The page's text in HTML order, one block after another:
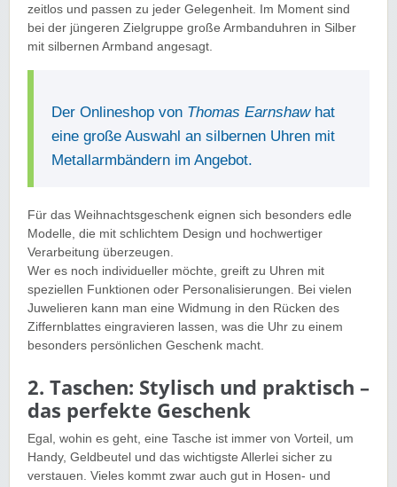
zeitlos und passen zu jeder Gelegenheit. Im Moment sind
bei der jüngeren Zielgruppe große Armbanduhren in Silber
mit silbernen Armband angesagt.
Der Onlineshop von Thomas Earnshawhat
eine große Auswahl an silbernen Uhren mit
Metallarmbändern im Angebot.
Für das Weihnachtsgeschenk eignen sich besonders edle
Modelle, die mit schlichtem Design und hochwertiger
Verarbeitung überzeugen.
Wer es noch individueller möchte, greift zu Uhren mit
speziellen Funktionen oder Personalisierungen. Bei vielen
Juwelieren kann man eine Widmung in den Rücken des
Ziffernblattes eingravieren lassen, was die Uhr zu einem
besonders persönlichen Geschenk macht.
2. Taschen: Stylisch und praktisch –
das perfekte Geschenk
Egal, wohin es geht, eine Tasche ist immer von Vorteil, um
Handy, Geldbeutel und das wichtigste Allerlei sicher zu
verstauen. Vieles kommt zwar auch gut in Hosen- und